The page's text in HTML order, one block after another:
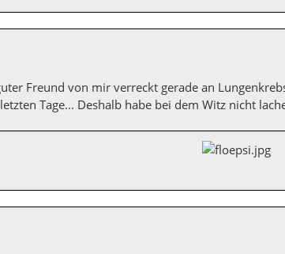
Freund von mir verreckt gerade an
Tage... Deshalb habe bei dem Witz nicht